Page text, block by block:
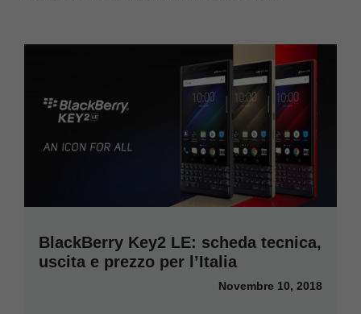
BlackBerry Key2 LE: scheda tecnica,
uscita e prezzo per l’Italia
Novembre 10, 2018